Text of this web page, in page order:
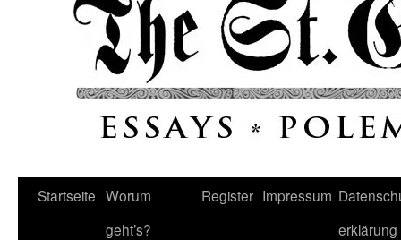
Startseite Worum
geht’s?
Register Impressum
erklärung